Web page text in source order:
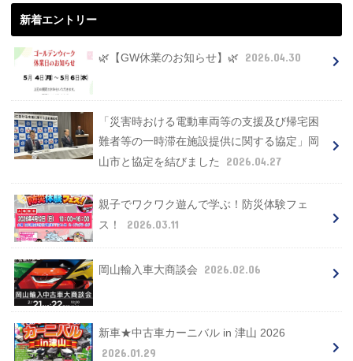
新着エントリー
🌿【GW休業のお知らせ】🌿 2026.04.30
「災害時おける電動車両等の支援及び帰宅困
難者等の一時滞在施設提供に関する協定」岡
山市と協定を結びました
2026.04.27
親子でワクワク遊んで学ぶ！防災体験フェ
ス！
2026.03.11
岡山輸入車大商談会 2026.02.06
新車★中古車カーニバル in 津山 2026
2026.01.29